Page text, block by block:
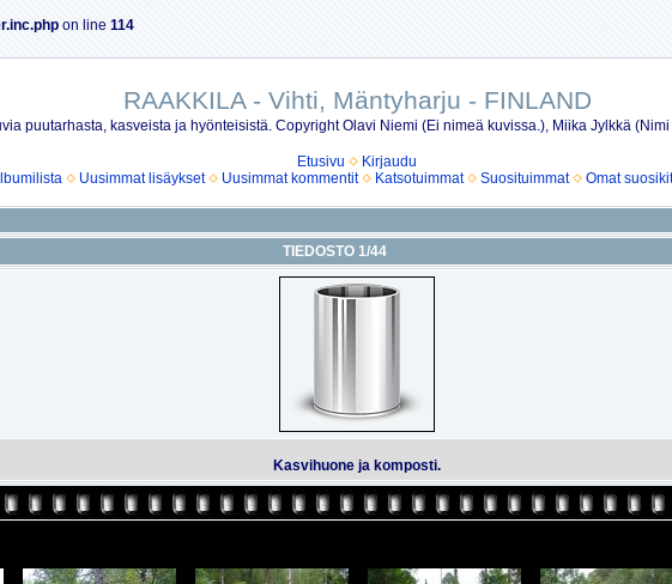
on line 114
RAAKKILA - Vihti, Mäntyharju - FINLAND
puutarhasta, kasveista ja hyönteisistä. Copyright Olavi Niemi (Ei nimeä kuvissa.), Miika Jylkkä
Etusivu
Kirjaudu
Uusimmat lisäykset Uusimmat kommentit Katsotuimmat Suosituimmat Omat suosikit
TIEDOSTO 1/44
Kasvihuone ja komposti.